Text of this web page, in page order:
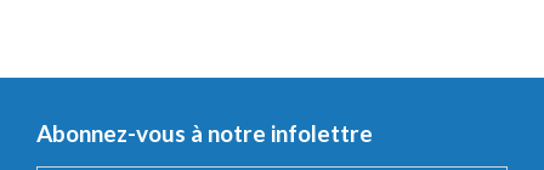
Abonnez-vous à notre infolettre